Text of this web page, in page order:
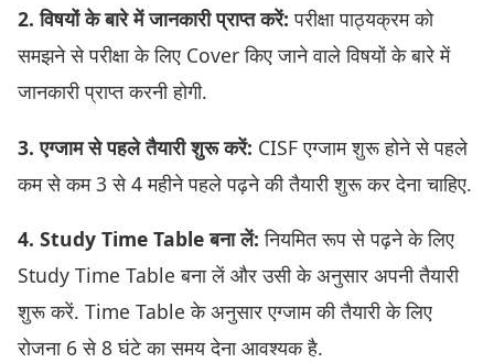
2. विषयों के बारे में जानकारी प्राप्त करें: परीक्षा पाठ्यक्रम को
समझने से परीक्षा के लिए Cover किए जाने वाले विषयों के बारे में
जानकारी प्राप्त करनी होगी.
3. एग्जाम से पहले तैयारी शुरू करें: CISF एग्जाम शुरू होने से पहले
कम से कम 3 से 4 महीने पहले पढ़ने की तैयारी शुरू कर देना चाहिए.
4. Study Time Table बना लें: नियमित रूप से पढ़ने के लिए
Study Time Table बना लें और उसी के अनुसार अपनी तैयारी
शुरू करें. Time Table के अनुसार एग्जाम की तैयारी के लिए
रोजना 6 से 8 घंटे का समय देना आवश्यक है.